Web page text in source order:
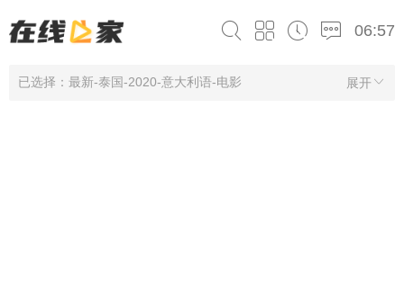
06:57
展开
已选择：最新-泰国-2020-意大利语-电影